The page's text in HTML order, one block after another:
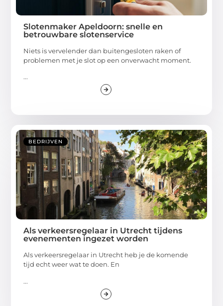
Slotenmaker Apeldoorn: snelle en
betrouwbare slotenservice
Niets is vervelender dan buitengesloten raken of
problemen met je slot op een onverwacht moment.
...
BEDRIJVEN
Als verkeersregelaar in Utrecht tijdens
evenementen ingezet worden
Als verkeersregelaar in Utrecht heb je de komende
tijd echt weer wat te doen. En
...